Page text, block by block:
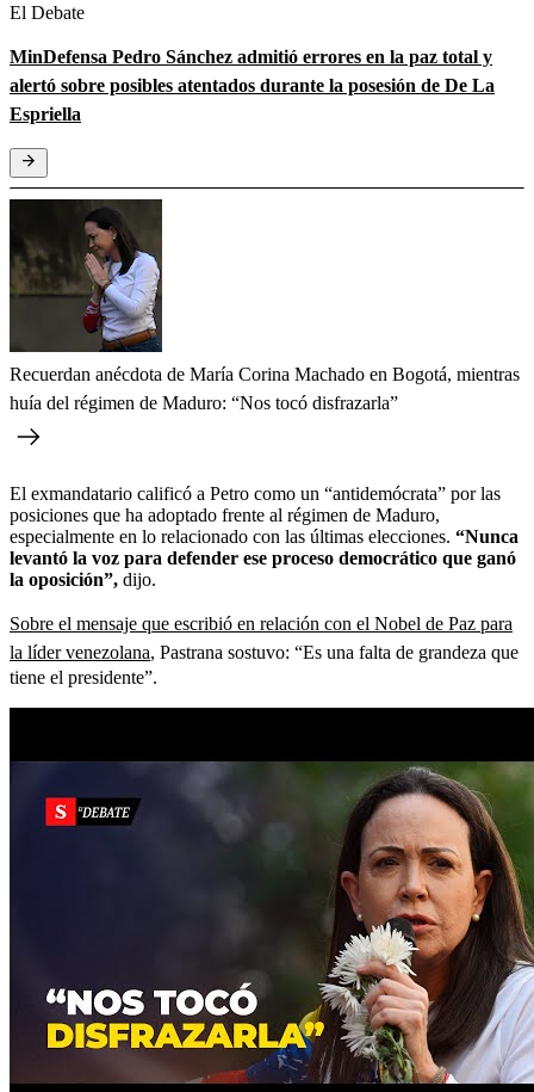
El Debate
MinDefensa Pedro Sánchez admitió errores en la paz total y
alertó sobre posibles atentados durante la posesión de De La
Espriella
Recuerdan anécdota de María Corina Machado en Bogotá, mientras
huía del régimen de Maduro: “Nos tocó disfrazarla”
El exmandatario calificó a Petro como un “antidemócrata” por las
posiciones que ha adoptado frente al régimen de Maduro,
especialmente en lo relacionado con las últimas elecciones. “Nunca
levantó la voz para defender ese proceso democrático que ganó
la oposición”, dijo.
Sobre el mensaje que escribió en relación con el Nobel de Paz para
la líder venezolana, Pastrana sostuvo: “Es una falta de grandeza que
tiene el presidente”.